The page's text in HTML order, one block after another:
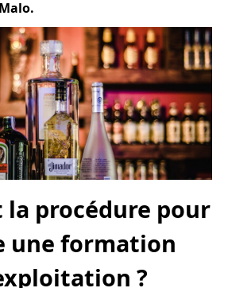
la procédure pour
une formation
?